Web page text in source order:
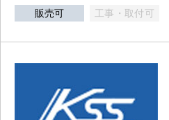
販売可 工事・取付可